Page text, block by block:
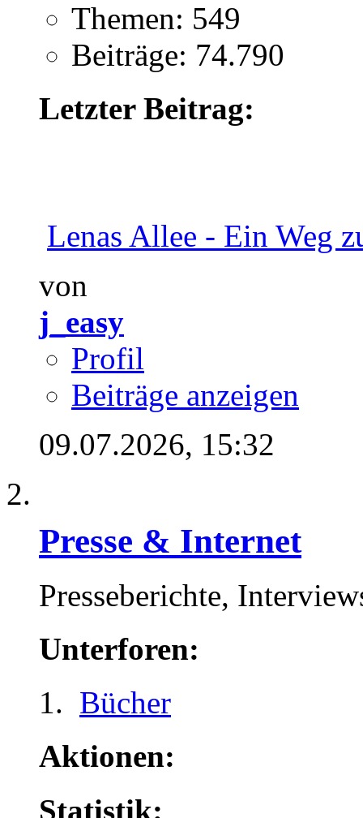
Themen: 549
Beiträge: 74.790
Letzter Beitrag:
Lenas Allee - Ein Weg
von
j_easy
Profil
Beiträge anzeigen
09.07.2026, 15:32
Presse & Internet
Presseberichte,
Unterforen:
Bücher
Aktionen:
Statistik: